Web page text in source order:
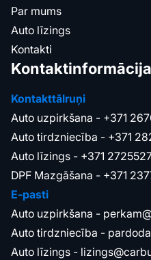
Par mums
Auto līzings
Kontakti
Kontaktinformācija
Kontakttālruņi
Auto uzpirkšana - +371
Auto tirdzniecība - +371
Auto līzings - +371
DPF Mazgāšana - +371
E-pasti
Auto uzpirkšana -
Auto tirdzniecība -
Auto līzings -